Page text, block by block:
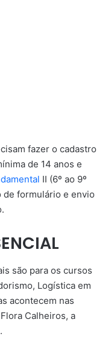
fazer o cadastro
de 14 anos e
II (6º ao 9º
de formulário e envio
são para os cursos
Logística em
acontecem nas
Calheiros, a